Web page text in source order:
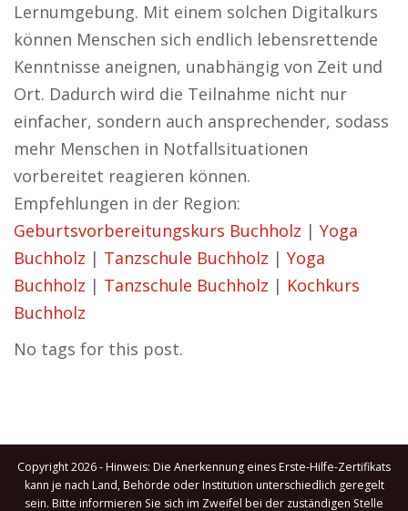
Lernumgebung. Mit einem solchen Digitalkurs
können Menschen sich endlich lebensrettende
Kenntnisse aneignen, unabhängig von Zeit und
Ort. Dadurch wird die Teilnahme nicht nur
einfacher, sondern auch ansprechender, sodass
mehr Menschen in Notfallsituationen
vorbereitet reagieren können.
Empfehlungen in der Region:
Geburtsvorbereitungskurs Buchholz | Yoga
Buchholz | Tanzschule Buchholz | Yoga
Buchholz | Tanzschule Buchholz | Kochkurs
Buchholz
No tags for this post.
Copyright 2026 - Hinweis: Die Anerkennung eines Erste-Hilfe-Zertifikats
kann je nach Land, Behörde oder Institution unterschiedlich geregelt
sein. Bitte informieren Sie sich im Zweifel bei der zuständigen Stelle